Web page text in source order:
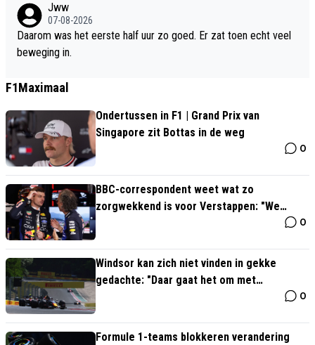
Jww
07-08-2026
Daarom was het eerste half uur zo goed. Er zat toen echt veel
beweging in.
F1Maximaal
Ondertussen in F1 | Grand Prix van
Singapore zit Bottas in de weg
0
BBC-correspondent weet wat zo
zorgwekkend is voor Verstappen: "We
0
Windsor kan zich niet vinden in gekke
gedachte: "Daar gaat het om met
0
Formule 1-teams blokkeren verandering